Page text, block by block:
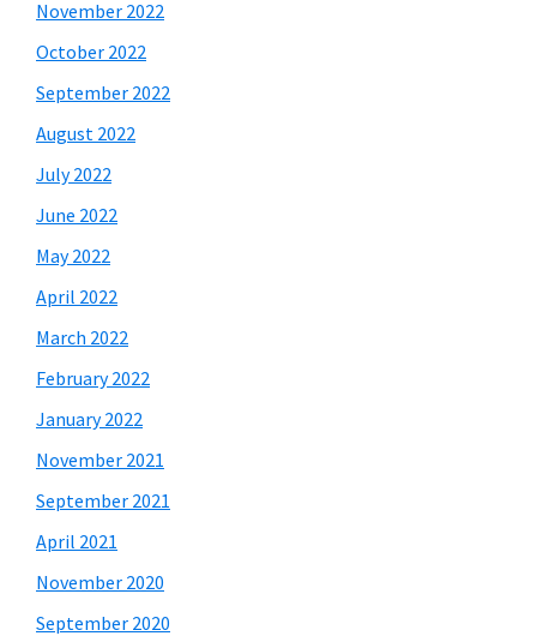
November 2022
October 2022
September 2022
August 2022
July 2022
June 2022
May 2022
April 2022
March 2022
February 2022
January 2022
November 2021
September 2021
April 2021
November 2020
September 2020